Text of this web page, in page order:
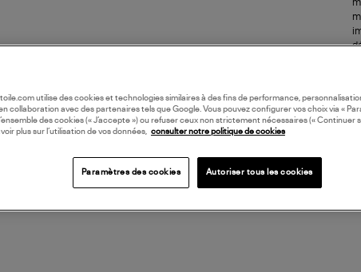
utilise des cookies et technologies similaires à des fins de performance,
collaboration avec des partenaires tels que Google. Vous pouvez configurer vos choix via «
des cookies (« J’accepte ») ou refuser ceux non strictement nécessaires (« Continuer
plus sur l’utilisation de vos données, consulter notre politique de cookies
Paramètres des cookies Autoriser tous les cookies